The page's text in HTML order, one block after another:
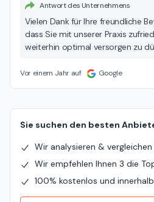
Antwort des Unternehmens
Vielen Dank für Ihre freundliche
dass Sie mit unserer Praxis
weiterhin optimal versorgen zu
Vor einem Jahr auf Google
Sie suchen den besten
Wir analysieren &
Wir empfehlen Ihnen 3 die
100% kostenlos und